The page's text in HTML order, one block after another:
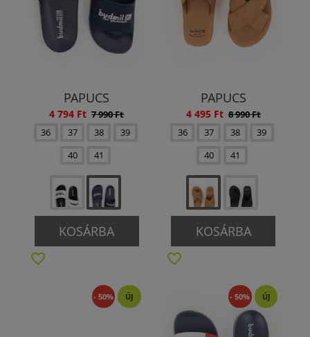
PAPUCS
4 794 Ft 7 990 Ft
36
37 38
39
40
41
KOSÁRBA
PAPUCS
4 495 Ft 8 990 Ft
36
37 38
39
40
41
KOSÁRBA
- 50% ÚJ - 50% ÚJ